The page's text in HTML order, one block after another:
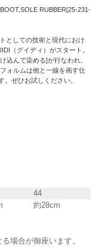
RUBBER[25-231-
としての技術と現代におけ
（グイディ）がスタート。
込んで染める]が行なわれ、
ォルムは他と一線を画す仕
。ぜひお試しください。
44
約28cm
場合が御座います。